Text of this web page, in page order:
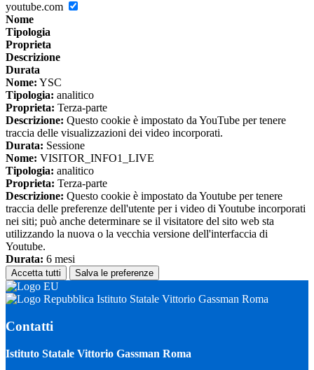
youtube.com
Nome
Tipologia
Proprieta
Descrizione
Durata
Nome: YSC
Tipologia: analitico
Proprieta: Terza-parte
Descrizione: Questo cookie è impostato da YouTube per tenere
traccia delle visualizzazioni dei video incorporati.
Durata: Sessione
Nome: VISITOR_INFO1_LIVE
Tipologia: analitico
Proprieta: Terza-parte
Descrizione: Questo cookie è impostato da Youtube per tenere
traccia delle preferenze dell'utente per i video di Youtube incorporati
nei siti; può anche determinare se il visitatore del sito web sta
utilizzando la nuova o la vecchia versione dell'interfaccia di
Youtube.
Durata: 6 mesi
Accetta tutti Salva le preferenze
Istituto Statale Vittorio Gassman Roma
Contatti
Istituto Statale Vittorio Gassman Roma